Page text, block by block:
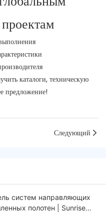
каталоги, техническую
предложение!
Следующий
систем направляющих
полотен | Sunrise